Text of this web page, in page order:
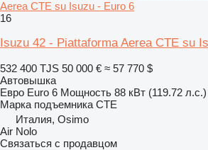
Aerea CTE su Isuzu - Euro 6
16
Isuzu 42 - Piattaforma Aerea CTE su
532 400 TJS 50 000 € ≈ 57 770 $
Автовышка
Евро Euro 6 Мощность 88 кВт (119.72 л.с.)
Марка подъемника CTE
Италия, Osimo
Air Nolo
Связаться с продавцом